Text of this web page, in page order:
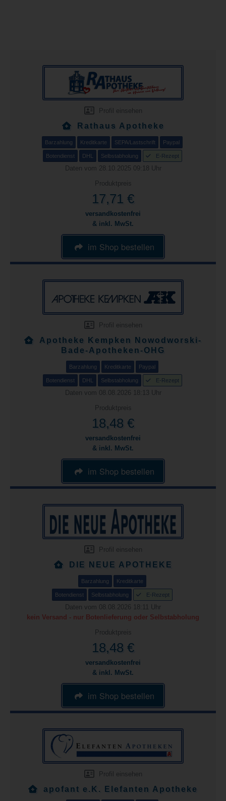
Profil einsehen
Rathaus Apotheke
Barzahlung Kreditkarte SEPA/Lastschrift Paypal
Botendienst DHL Selbstabholung E-Rezept
Daten vom 28.10.2025 09:18 Uhr
Produktpreis
17,71 €
versandkostenfrei
& inkl. MwSt.
im Shop bestellen
Profil einsehen
Apotheke Kempken Nowodworski-
Bade-Apotheken-OHG
Barzahlung Kreditkarte Paypal
Botendienst DHL Selbstabholung E-Rezept
Daten vom 08.08.2026 18:13 Uhr
Produktpreis
18,48 €
versandkostenfrei
& inkl. MwSt.
im Shop bestellen
Profil einsehen
DIE NEUE APOTHEKE
Barzahlung Kreditkarte
Botendienst Selbstabholung E-Rezept
Daten vom 08.08.2026 18:11 Uhr
kein Versand - nur Botenlieferung oder Selbstabholung
Produktpreis
18,48 €
versandkostenfrei
& inkl. MwSt.
im Shop bestellen
Profil einsehen
apofant e.K. Elefanten Apotheke